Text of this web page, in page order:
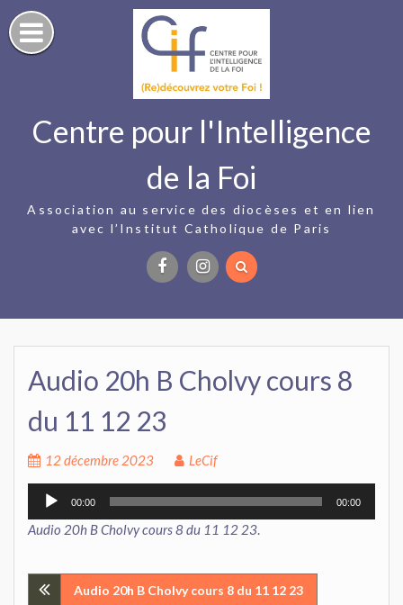
Skip
to
content
Centre pour l'Intelligence
de la Foi
Association au service des diocèses et en lien
avec l’Institut Catholique de Paris
Audio 20h B Cholvy cours 8
du 11 12 23
12 décembre 2023
LeCif
Lecteur
audio
00:00 00:00
Audio 20h B Cholvy cours 8 du 11 12 23.
Navigation
Audio 20h B Cholvy cours 8 du 11 12 23